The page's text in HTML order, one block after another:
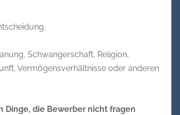
Schwangerschaft, Religion,
Vermögensverhältnisse oder anderen
Dinge, die Bewerber nicht fragen